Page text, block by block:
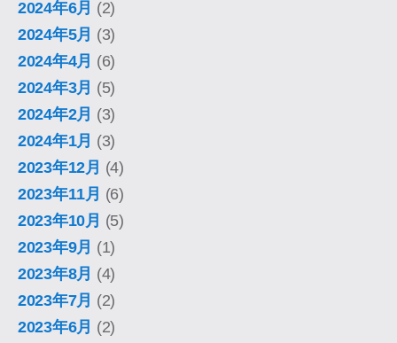
2024年6月 (2)
2024年5月 (3)
2024年4月 (6)
2024年3月 (5)
2024年2月 (3)
2024年1月 (3)
2023年12月 (4)
2023年11月 (6)
2023年10月 (5)
2023年9月 (1)
2023年8月 (4)
2023年7月 (2)
2023年6月 (2)